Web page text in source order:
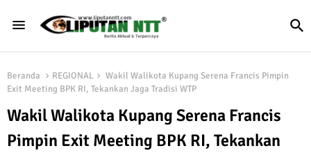
Beranda REGIONAL
Wakil Walikota Kupang Serena Francis Pimpin
Exit Meeting BPK RI, Tekankan Jaga Tradisi WTP
Wakil Walikota Kupang Serena Francis
Pimpin Exit Meeting BPK RI, Tekankan